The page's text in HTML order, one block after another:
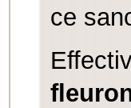
ce